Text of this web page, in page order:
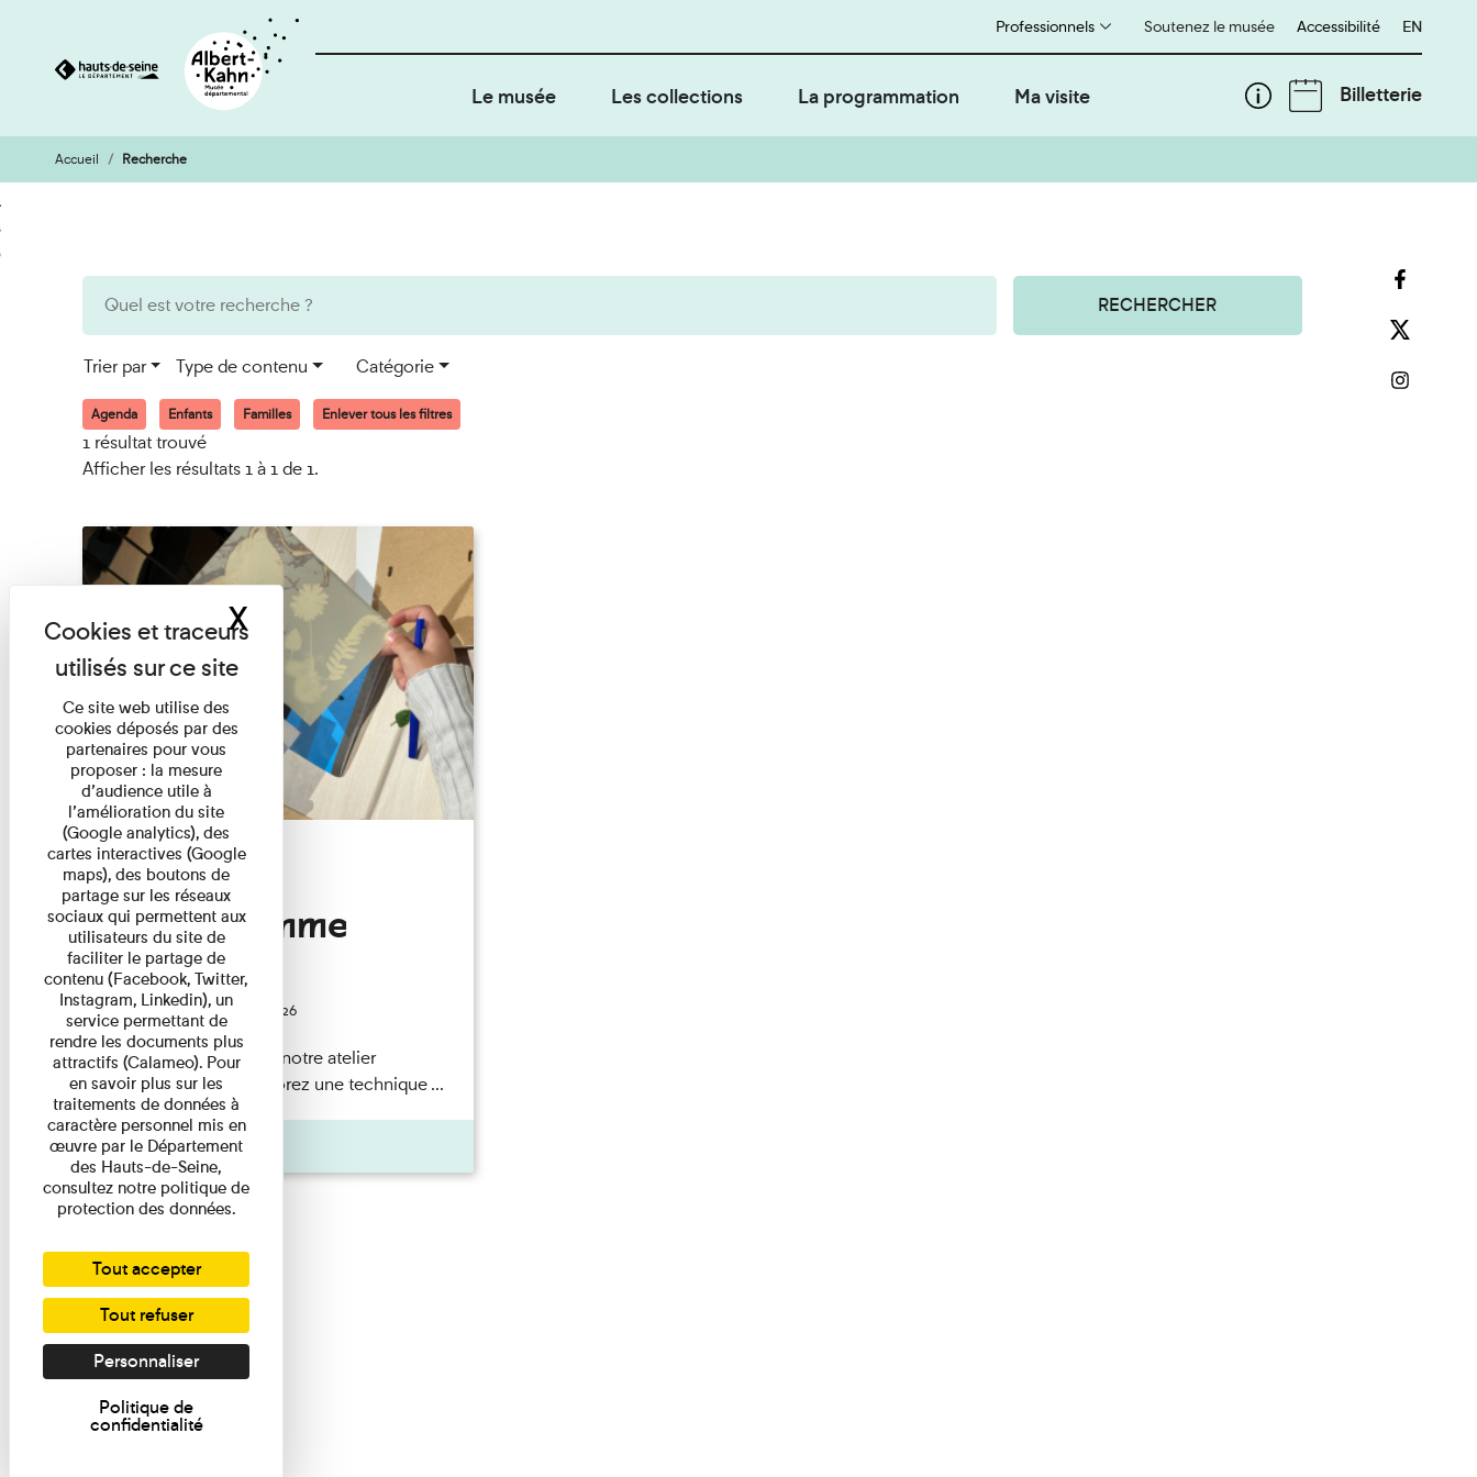
Aller
au
contenu
Aller
à
la
Soutenez le musée
Professionnels Accessibilité English
EN
Le musée Les collections La programmation Ma visite Billetterie
Accueil Recherche
RECHERCHER
Trier par Type de contenu Catégorie
Agenda Enfants Familles Enlever tous les filtres
1 résultat trouvé
Afficher les résultats 1 à 1 de 1.
Atelier
Photogramme
Familles
Du 23/08/2026 au 23/08/2026
Participez en famille à notre atelier
Photogramme et explorez une technique ...
Agenda
Ce site web utilise des
cookies déposés par des
partenaires pour vous
proposer : la mesure
d’audience utile à
l’amélioration du site
(Google analytics), des
cartes interactives (Google
maps), des boutons de
partage sur les réseaux
sociaux qui permettent aux
utilisateurs du site de
faciliter le partage de
contenu (Facebook, Twitter,
Instagram, Linkedin), un
service permettant de
rendre les documents plus
attractifs (Calameo). Pour
en savoir plus sur les
traitements de données à
caractère personnel mis en
œuvre par le Département
des Hauts-de-Seine,
consultez notre politique de
protection des données.
Tout accepter
Tout refuser
Personnaliser
Politique de
confidentialité
XMasquer le bandeau des cookies